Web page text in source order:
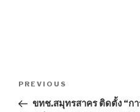
Post
Previous
Post
PREVIOUS
ขทช.สมุทรสาคร ติดตั้ง “ก